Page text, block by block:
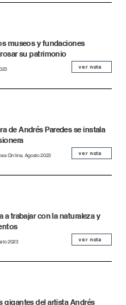
museos y fundaciones
su patrimonio
ver nota
de Andrés Paredes se instala
On line, Agosto 2023 ver nota
a trabajar con la naturaleza y
2023 ver nota
gigantes del artista Andrés